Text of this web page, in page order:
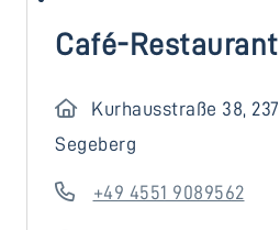
Café-
Kurhausstraße 38,
Segeberg
+49 4551 9089562